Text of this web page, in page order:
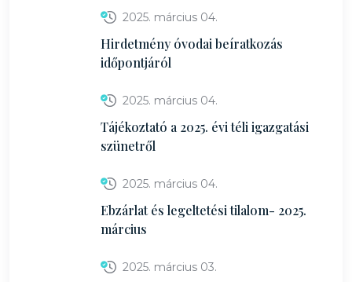
2025. március 04.
Hirdetmény óvodai beíratkozás
időpontjáról
2025. március 04.
Tájékoztató a 2025. évi téli igazgatási
szünetről
2025. március 04.
Ebzárlat és legeltetési tilalom- 2025.
március
2025. március 03.